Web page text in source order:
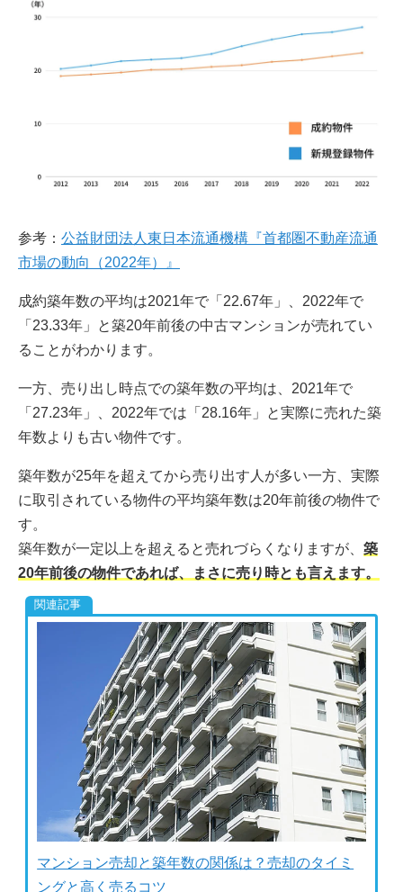
参考： 公益財団法人東日本流通機構『首都圏不動産流通
市場の動向（2022年）』
成約築年数の平均は2021年で「22.67年」、2022年で
「23.33年」と築20年前後の中古マンションが売れてい
ることがわかります。
一方、売り出し時点での築年数の平均は、2021年で
「27.23年」、2022年では「28.16年」と実際に売れた築
年数よりも古い物件です。
築年数が25年を超えてから売り出す人が多い一方、実際
に取引されている物件の平均築年数は20年前後の物件で
す。
築年数が一定以上を超えると売れづらくなりますが、 築
20年前後の物件であれば、まさに売り時とも言えます。
マンション売却と築年数の関係は？売却のタイミ
ングと高く売るコツ